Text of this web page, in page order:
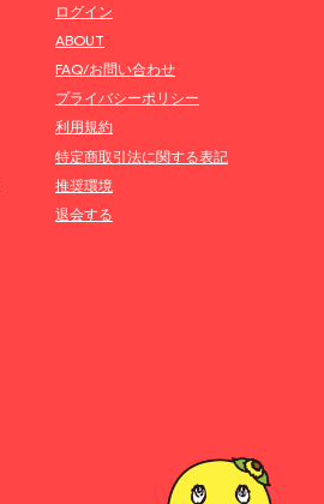
ログイン
ABOUT
FAQ/お問い合わせ
プライバシーポリシー
利用規約
特定商取引法に関する表記
推奨環境
退会する